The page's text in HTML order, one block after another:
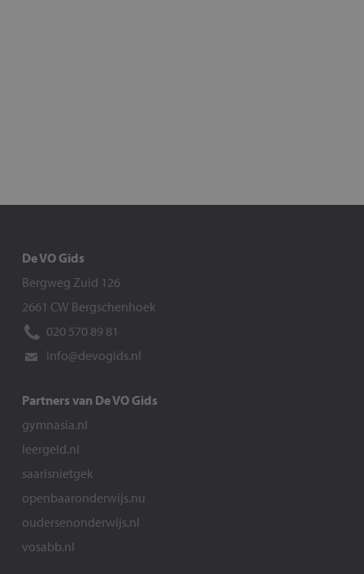
De VO Gids
Bergweg Zuid 126
2661 CW Bergschenhoek
020 570 89 81
info@devogids.nl
Partners van De VO Gids
gymnasia.nl
leergeld.nl
saarisnietgek
openbaaronderwijs.nu
oudersenonderwijs.nl
vosabb.nl